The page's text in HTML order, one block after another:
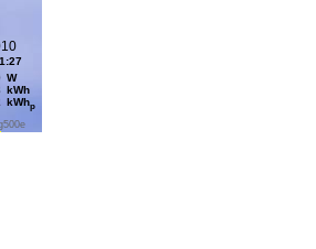
W
kWh
kWhp
500e